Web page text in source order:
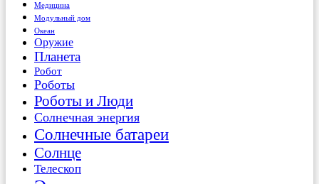
Медицина
Модульный дом
Океан
Оружие
Планета
Робот
Роботы
Роботы и Люди
Солнечная энергия
Солнечные батареи
Солнце
Телескоп